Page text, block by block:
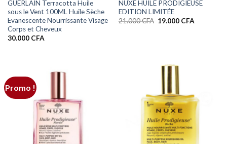
GUERLAIN Terracotta Huile
sous le Vent 100ML Huile Sèche
Evanescente Nourrissante Visage
Corps et Cheveux
30.000 CFA
NUXE HUILE PRODIGIEUSE
EDITION LIMITÉE
21.000CFA Le
19.000 CFALe
Promo !